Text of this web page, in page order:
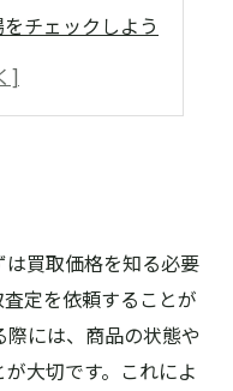
チェックしよう
買取価格を知る必要
定を依頼することが
際には、商品の状態や
大切です。これによ